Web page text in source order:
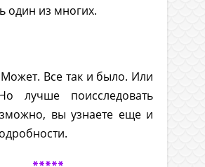
один из многих.
Может. Все так и было. Или
лучше поисследовать
вы узнаете еще и